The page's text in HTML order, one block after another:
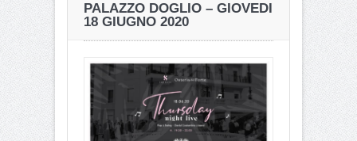
PALAZZO DOGLIO – GIOVEDI
18 GIUGNO 2020